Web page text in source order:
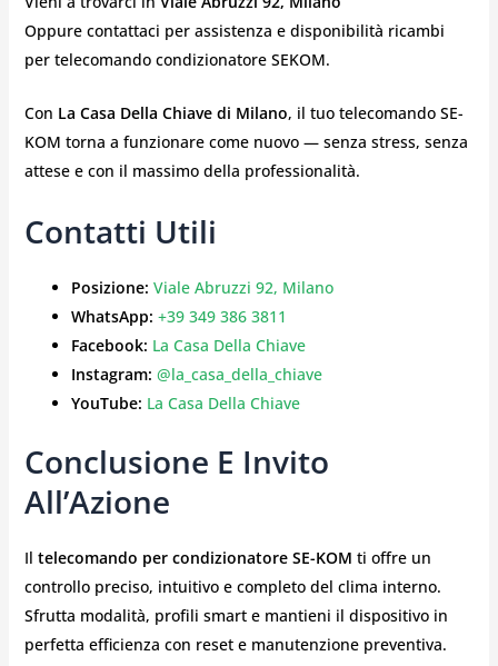
Oppure contattaci per assistenza e disponibilità ricambi
per telecomando condizionatore SEKOM.
Con La Casa Della Chiave di Milano, il tuo telecomando SE-
KOM torna a funzionare come nuovo — senza stress, senza
attese e con il massimo della professionalità.
Contatti Utili
Posizione: Viale Abruzzi 92, Milano
WhatsApp: +39 349 386 3811
Facebook: La Casa Della Chiave
Instagram: @la_casa_della_chiave
YouTube: La Casa Della Chiave
Conclusione E Invito
All’Azione
Il telecomando per condizionatore SE-KOM ti offre un
controllo preciso, intuitivo e completo del clima interno.
Sfrutta modalità, profili smart e mantieni il dispositivo in
perfetta efficienza con reset e manutenzione preventiva.